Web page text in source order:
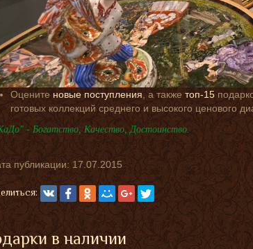
Оценитеновые поступления, а такжетоп-15
готовых коллекций среднего и высокого ценового
- Богатство, Качество, Достоинство.
публикации:17.07.2015
в наличии